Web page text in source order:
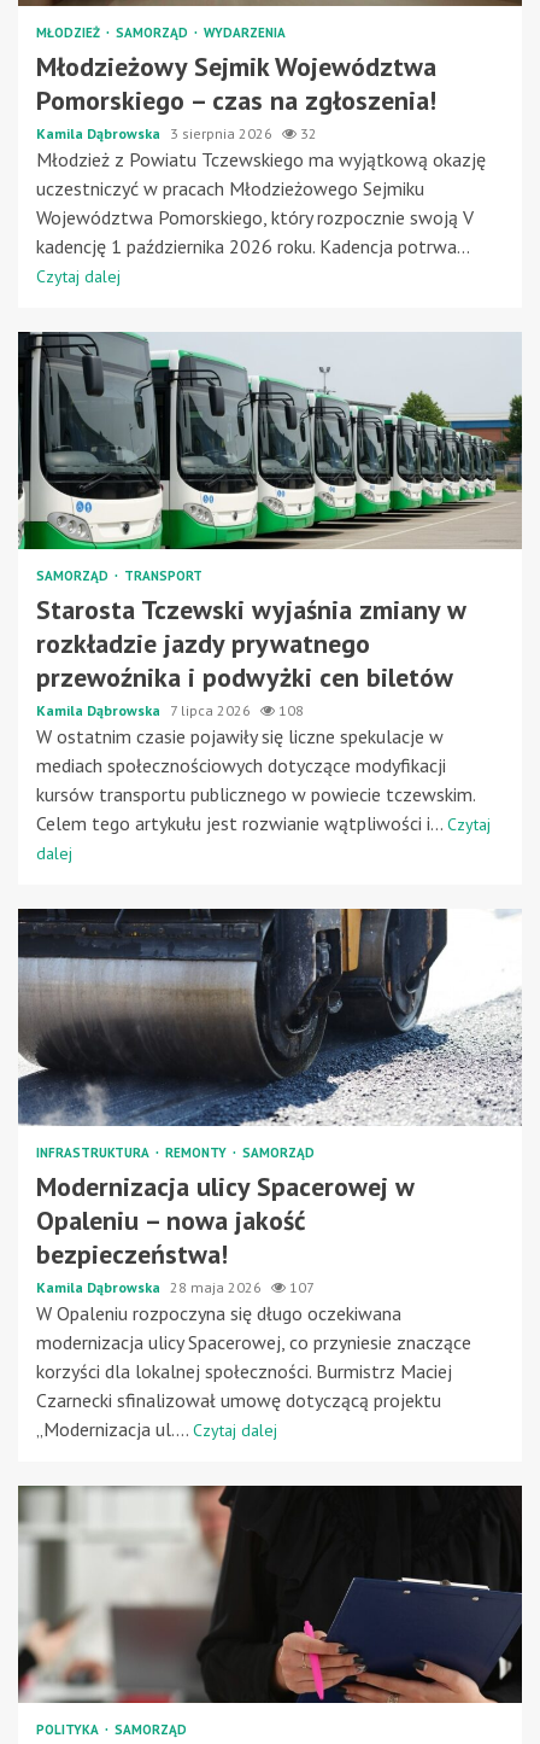
MŁODZIEŻ SAMORZĄD WYDARZENIA
Młodzieżowy Sejmik Województwa
Pomorskiego – czas na zgłoszenia!
Kamila Dąbrowska 3 sierpnia 2026 32
Młodzież z Powiatu Tczewskiego ma wyjątkową okazję
uczestniczyć w pracach Młodzieżowego Sejmiku
Województwa Pomorskiego, który rozpocznie swoją V
kadencję 1 października 2026 roku. Kadencja potrwa...
Czytaj dalej
SAMORZĄD TRANSPORT
Starosta Tczewski wyjaśnia zmiany w
rozkładzie jazdy prywatnego
przewoźnika i podwyżki cen biletów
Kamila Dąbrowska 7 lipca 2026 108
W ostatnim czasie pojawiły się liczne spekulacje w
mediach społecznościowych dotyczące modyfikacji
kursów transportu publicznego w powiecie tczewskim.
Celem tego artykułu jest rozwianie wątpliwości i... Czytaj
dalej
INFRASTRUKTURA REMONTY SAMORZĄD
Modernizacja ulicy Spacerowej w
Opaleniu – nowa jakość
bezpieczeństwa!
Kamila Dąbrowska 28 maja 2026 107
W Opaleniu rozpoczyna się długo oczekiwana
modernizacja ulicy Spacerowej, co przyniesie znaczące
korzyści dla lokalnej społeczności. Burmistrz Maciej
Czarnecki sfinalizował umowę dotyczącą projektu
„Modernizacja ul.... Czytaj dalej
POLITYKA SAMORZĄD